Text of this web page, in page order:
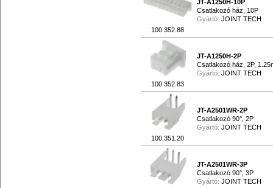
100.352.88
JT-A1250H-10P
Csatlakozó ház, 10P
Gyártó: JOINT TECH
100.352.83
JT-A1250H-2P
Csatlakozó ház, 2P,
Gyártó: JOINT TECH
100.351.20
JT-A2501WR-2P
Csatlakozó 90°, 2P
Gyártó: JOINT TECH
JT-A2501WR-3P
Csatlakozó 90°, 3P
Gyártó: JOINT TECH